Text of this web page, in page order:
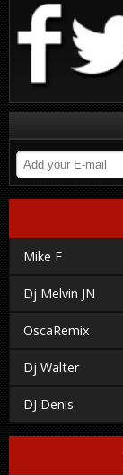
Mike F
Dj Melvin JN
OscaRemix
Dj Walter
DJ Denis